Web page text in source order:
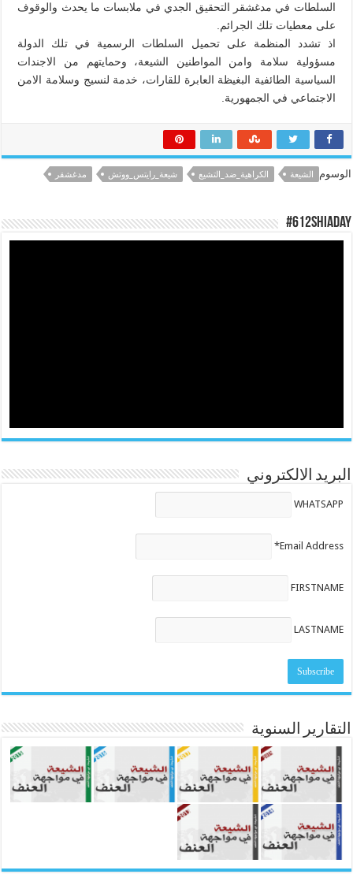
السلطات في مدغشقر التحقيق الجدي في ملابسات ما يحدث والوقوف
على معطيات تلك الجرائم.
اذ تشدد المنظمة على تحميل السلطات الرسمية في تلك الدولة
مسؤولية سلامة وامن المواطنين الشيعة، وحمايتهم من الاجندات
السياسية الطائفية البغيظة العابرة للقارات، خدمة لنسيج وسلامة الامن
الاجتماعي في الجمهورية.
الوسوم الشيعة الكراهية_ضد_التشيع شيعة_رايتس_ووتش مدغشقر
#612ShiaDay
البريد الالكتروني
WHATSAPP
Email Address*
FIRSTNAME
LASTNAME
التقارير السنوية